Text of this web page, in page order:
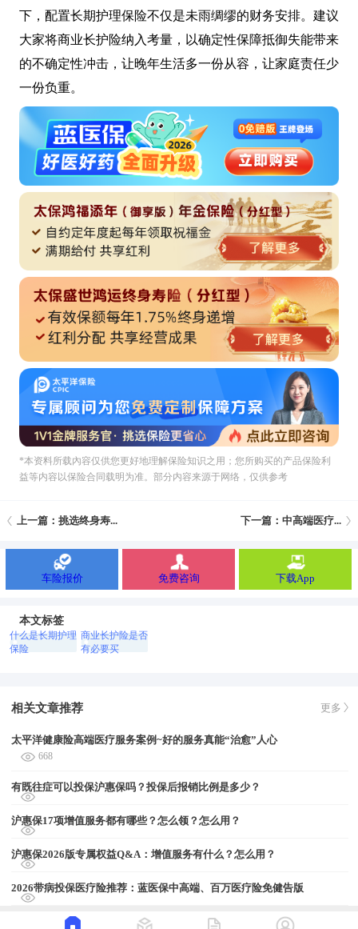
下，配置长期护理保险不仅是未雨绸缪的财务安排。建议
大家将商业长护险纳入考量，以确定性保障抵御失能带来
的不确定性冲击，让晚年生活多一份从容，让家庭责任少
一份负重。
*本资料所载內容仅供您更好地理解保险知识之用；您所购买的产品保险利
益等内容以保险合同载明为准。部分内容来源于网络，仅供参考
上一篇：挑选终身寿... 下一篇：中高端医疗...
车险报价 免费咨询 下载App
本文标签
什么是长期护理
保险
商业长护险是否
有必要买
相关文章推荐 更多
太平洋健康险高端医疗服务案例~好的服务真能“治愈”人心
668
有既往症可以投保沪惠保吗？投保后报销比例是多少？
沪惠保17项增值服务都有哪些？怎么领？怎么用？
沪惠保2026版专属权益Q&A：增值服务有什么？怎么用？
2026带病投保医疗险推荐：蓝医保中高端、百万医疗险免健告版